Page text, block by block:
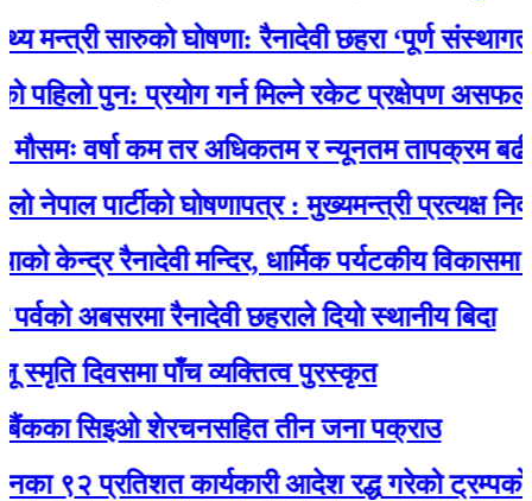
सारुको घोषणा: रैनादेवी छहरा ‘पूर्ण संस्थागत
पुन: प्रयोग गर्न मिल्ने रकेट प्रक्षेपण असफल:
वर्षा कम तर अधिकतम र न्यूनतम तापक्रम बढी हुने
पार्टीको घोषणापत्र : मुख्यमन्त्री प्रत्यक्ष
रैनादेवी मन्दिर, धार्मिक पर्यटकीय विकासमा
अबसरमा रैनादेवी छहराले दियो स्थानीय बिदा
पाँच व्यक्तित्व पुरस्कृत
शेरचनसहित तीन जना पक्राउ
प्रतिशत कार्यकारी आदेश रद्ध गरेको ट्रम्पको दाबी